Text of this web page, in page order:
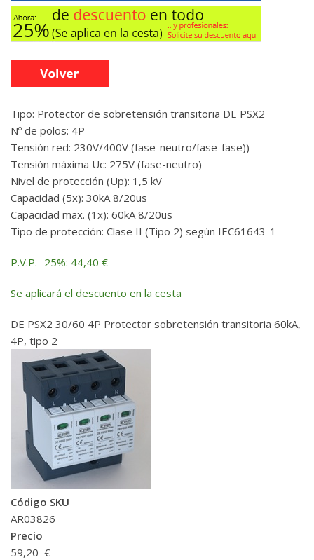
Tipo: Protector de sobretensión transitoria DE PSX2
Nº de polos: 4P
Tensión red: 230V/400V (fase-neutro/fase-fase))
Tensión máxima Uc: 275V (fase-neutro)
Nivel de protección (Up): 1,5 kV
Capacidad (5x): 30kA 8/20us
Capacidad max. (1x): 60kA 8/20us
Tipo de protección: Clase II (Tipo 2) según IEC61643-1
P.V.P. -25%: 44,40 €
Se aplicará el descuento en la cesta
DE PSX2 30/60 4P Protector sobretensión transitoria 60kA,
4P, tipo 2
Código SKU
AR03826
Precio
59,20 €